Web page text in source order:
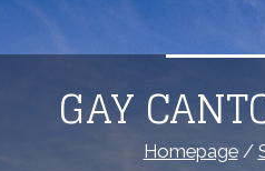
GAY
Homepage/